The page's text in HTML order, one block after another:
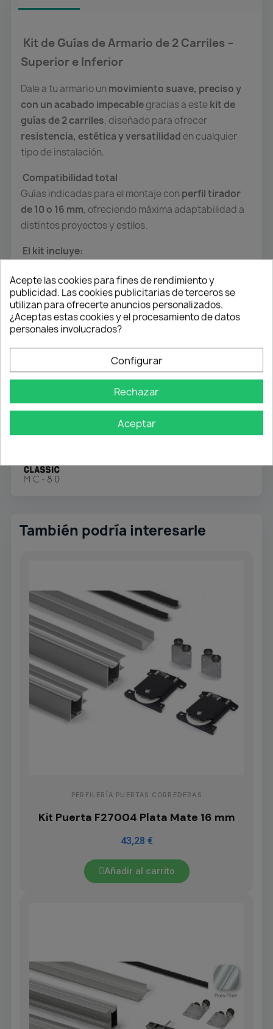
Kit de Guías de Armario de 2 Carriles –
Superior e Inferior
Dale a tu armario un movimiento suave, preciso y
con un acabado impecablegracias a estekit de
guías de 2 carriles, diseñado para ofrecer
resistencia, estética y versatilidad en cualquier
tipo de instalación.
Compatibilidad total
Guías indicadas para el montaje con perfil tirador
de 10 o 16 mm, ofreciendo máxima adaptabilidad a
distintos proyectos y estilos.
El kit incluye:
Guía superiorde 80 mm de ancho.
Guía inferior alineadade 78 mm de ancho.
Placas de sujeciónde guía inferior (1 unidad por
metro)
Ideal para:armarios correderos lacados, de
melamina o personalizados.
Entrega estimada:3–7 días laborables para
También podría interesarle
PERFILERÍA PUERTAS CORREDERAS
Kit Puerta F27004 Plata Mate 16 mm
43,28 €
Añadir al carrito
Acepte las cookies para fines de rendimiento y
publicidad. Las cookies publicitarias de terceros se
utilizan para ofrecerte anuncios personalizados.
¿Aceptas estas cookies y el procesamiento de datos
personales involucrados?
Configurar
Rechazar
Aceptar